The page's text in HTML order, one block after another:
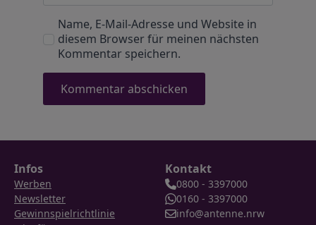
Name, E-Mail-Adresse und Website in
diesem Browser für meinen nächsten
Kommentar speichern.
Infos
Werben
Newsletter
Gewinnspielrichtlinie
Kontakt
0800 - 3397000
0160 - 3397000
info@antenne.nrw